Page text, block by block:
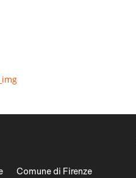
Comune di Firenze